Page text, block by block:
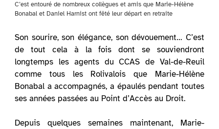
C’est entouré de nombreux collègues et amis que Marie-Hélène
Bonabal et Daniel Harnist ont fêté leur départ en retraite
Son sourire, son élégance, son dévouement… C’est
de tout cela à la fois dont se souviendront
longtemps les agents du CCAS de Val-de-Reuil
comme tous les Rolivalois que Marie-Hélène
Bonabal a accompagnés, a épaulés pendant toutes
ses années passées au Point d’Accès au Droit.
Depuis quelques semaines maintenant, Marie-